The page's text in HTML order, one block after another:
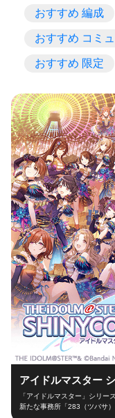
おすすめ 編成
おすすめ コミュ
おすすめ 限定
アイドルマスター
「アイドルマスター」シリー
新たな事務所「283（ツバサ